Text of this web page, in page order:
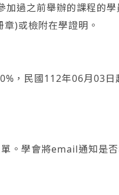
過之前舉辦的課程的學
)或檢附在學證明。
，民國112年06月03日
。學會將email通知是